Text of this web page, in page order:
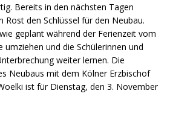
Bereits in den nächsten Tagen
Rost den Schlüssel für den Neubau.
geplant während der Ferienzeit vom
umziehen und die Schülerinnen und
weiter lernen. Die
Neubaus mit dem Kölner Erzbischof
ist für Dienstag, den 3. November